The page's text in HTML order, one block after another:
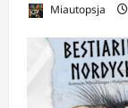
Miautopsja